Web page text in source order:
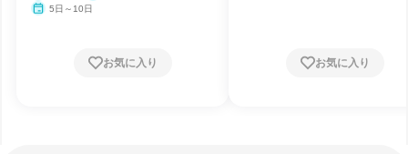
5日～10日
お気に入り お気に入り